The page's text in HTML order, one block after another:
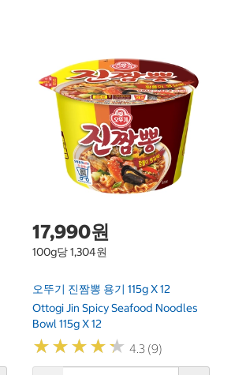
17,990원
100g당 1,304원
오뚜기 진짬뽕 용기 115g X 12
Ottogi Jin Spicy Seafood Noodles
Bowl 115g X 12
★★★★★
★★★★★ 4.3 (9)